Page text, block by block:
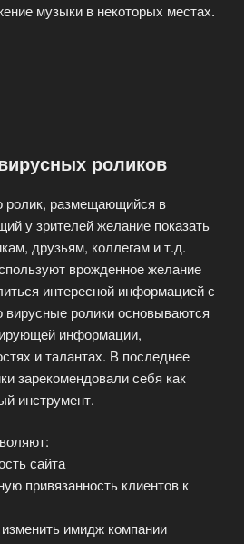
музыки в некоторых местах.
роликов
ролик, размещающийся в
у зрителей желание показать
друзьям, коллегам и т.д.
врожденное желание
интересной информацией с
вирусные ролики основываются
информации,
и талантах. В последнее
зарекомендовали себя как
инструмент.
сайта
привязанность клиентов к
имидж компании